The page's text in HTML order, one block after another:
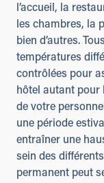
l’accueil, la
les chambres, la
bien d’autres.
températures
contrôlées pour
hôtel autant pour
de votre
une période
entraîner une
sein des
permanent peut